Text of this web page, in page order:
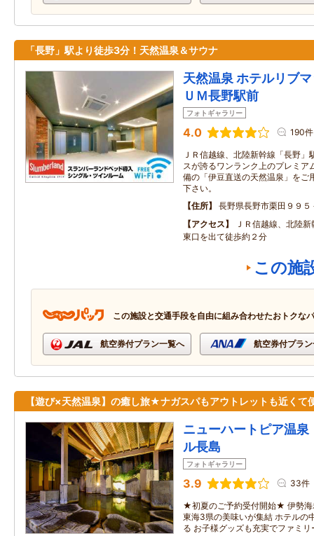
「長野」駅より徒歩3分！天然温泉＆サウナ
天然温泉 ホテルリブ
ＵＭ長野駅前
フォトギャラリー
4.0 190件
ＪＲ信越線、北陸新幹線「長野
スが誇るワンランク上のプレミア
備の「伊豆直送の天然温泉」をご
下さい。
住所
長野県長野市栗田９９５
アクセス
ＪＲ信越線、北陸
東口を出て徒歩約２分
この施
この施設と交通手段を自由に組み合わせたおトクな
航空券付プラン一覧へ 航空券付プラ
【遊び×天然温泉】の癒し旅★ナガスパもアウトレットも近くて
ニューハートピア温
ル長島
フォトギャラリー
3.9 33件
★初夏のご予約受付開始★ 伊勢海
東海3県の美味いが集結 ホテルの
る お子様グッズも充実でファミ